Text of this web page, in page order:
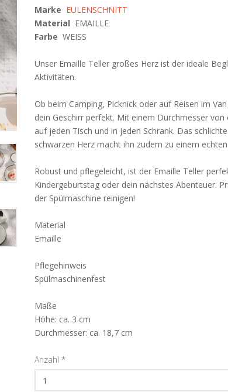
Marke EULENSCHNITT
Material EMAILLE
Farbe WEISS
Unser Emaille Teller großes Herz ist der ideale
Aktivitäten.
Ob beim Camping, Picknick oder auf Reisen im
dein Geschirr perfekt. Mit einem Durchmesser
auf jeden Tisch und in jeden Schrank. Das
schwarzen Herz macht ihn zudem zu einem
Robust und pflegeleicht, ist der Emaille Teller
Kindergeburtstag oder dein nächstes Abenteuer.
der Spülmaschine reinigen!
Material
Emaille
Pflegehinweis
Spülmaschinenfest
Maße
Höhe: ca. 3 cm
Durchmesser: ca. 18,7 cm
Anzahl *